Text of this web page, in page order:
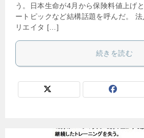
う。日本生命が4月から保険料値上げ
ートピックなど結構話題を呼んだ。
リエイタ […]
続きを読む